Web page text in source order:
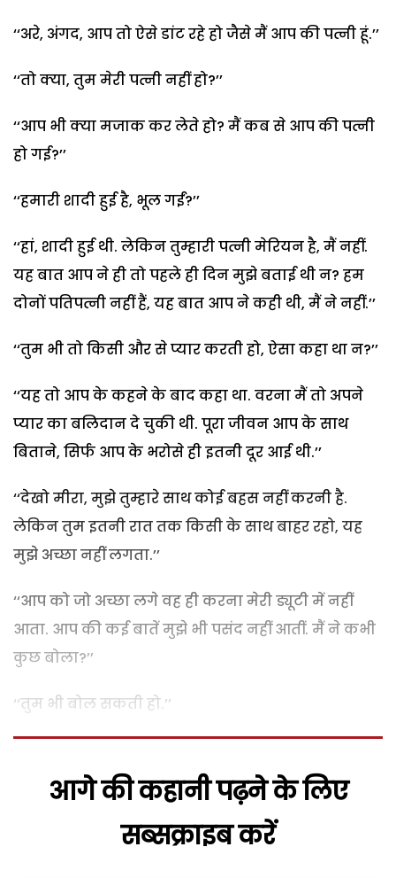
‘‘अरे, अंगद, आप तो ऐसे डांट रहे हो जैसे मैं आप की पत्नी हूं.’’
‘‘तो क्या, तुम मेरी पत्नी नहीं हो?’’
‘‘आप भी क्या मजाक कर लेते हो? मैं कब से आप की पत्नी
हो गई?’’
‘‘हमारी शादी हुई है, भूल गईं?’’
‘‘हां, शादी हुई थी. लेकिन तुम्हारी पत्नी मेरियन है, मैं नहीं.
यह बात आप ने ही तो पहले ही दिन मुझे बताई थी न? हम
दोनों पतिपत्नी नहीं हैं, यह बात आप ने कही थी, मैं ने नहीं.’’
‘‘तुम भी तो किसी और से प्यार करती हो, ऐसा कहा था न?’’
‘‘यह तो आप के कहने के बाद कहा था. वरना मैं तो अपने
प्यार का बलिदान दे चुकी थी. पूरा जीवन आप के साथ
बिताने, सिर्फ आप के भरोसे ही इतनी दूर आई थी.’’
‘‘देखो मीरा, मुझे तुम्हारे साथ कोई बहस नहीं करनी है.
लेकिन तुम इतनी रात तक किसी के साथ बाहर रहो, यह
मुझे अच्छा नहीं लगता.’’
‘‘आप को जो अच्छा लगे वह ही करना मेरी ड्यूटी में नहीं
आता. आप की कई बातें मुझे भी पसंद नहीं आतीं. मैं ने कभी
कुछ बोला?’’
‘‘तुम भी बोल सकती हो.’’
आगे की कहानी पढ़ने के लिए
सब्सक्राइब करें